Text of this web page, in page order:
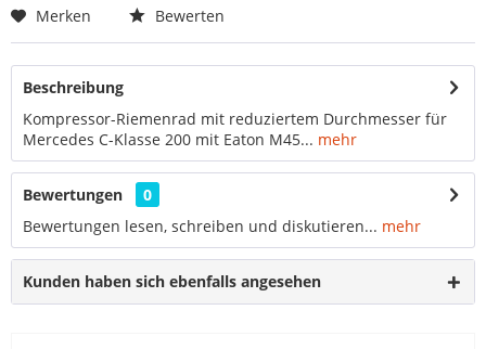
Merken Bewerten
Beschreibung
Kompressor-Riemenrad mit reduziertem Durchmesser für
Mercedes C-Klasse 200 mit Eaton M45... mehr
Bewertungen
0
Bewertungen lesen, schreiben und diskutieren... mehr
Kunden haben sich ebenfalls angesehen